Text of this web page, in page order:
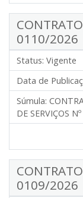
0110/2026
Status: Vigente
Data de
Súmula:
DE SERVIÇOS
0109/2026